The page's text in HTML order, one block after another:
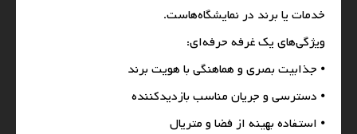
خدمات یا برند در نمایشگاه‌هاست.
ویژگی‌های یک غرفه حرفه‌ای:
⦁ جذابیت بصری و هماهنگی با هویت برند
⦁ دسترسی و جریان مناسب بازدیدکننده
⦁ استفاده بهینه از فضا و متریال